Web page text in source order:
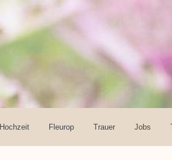
Hochzeit Fleurop Trauer Jobs